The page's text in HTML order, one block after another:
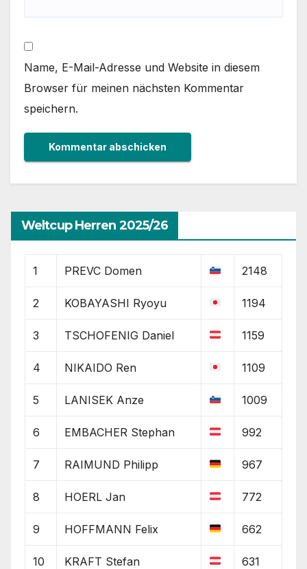
Name, E-Mail-Adresse und Website in diesem
Browser für meinen nächsten Kommentar
speichern.
Weltcup Herren 2025/26
1 PREVC Domen 2148
2 KOBAYASHI Ryoyu 1194
3 TSCHOFENIG Daniel 1159
4 NIKAIDO Ren 1109
5 LANISEK Anze 1009
6 EMBACHER Stephan 992
7 RAIMUND Philipp 967
8 HOERL Jan 772
9 HOFFMANN Felix 662
10 KRAFT Stefan 631